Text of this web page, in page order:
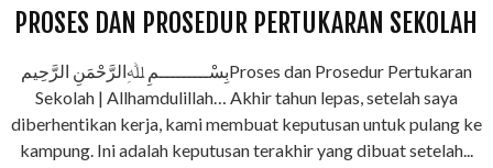
PROSES DAN PROSEDUR PERTUKARAN SEKOLAH
بِسْـــــــــمِ ﷲِالرَّحْمَنِ الرَّحِيمProses dan Prosedur Pertukaran
Sekolah | Allhamdulillah… Akhir tahun lepas, setelah saya
diberhentikan kerja, kami membuat keputusan untuk pulang ke
kampung. Ini adalah keputusan terakhir yang dibuat setelah...